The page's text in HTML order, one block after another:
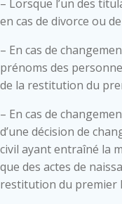
– Lorsque l’un des
en cas de divorce ou
– En cas de
prénoms des
de la restitution du
– En cas de
d’une décision de
civil ayant entraîné la
que des actes de
restitution du premier